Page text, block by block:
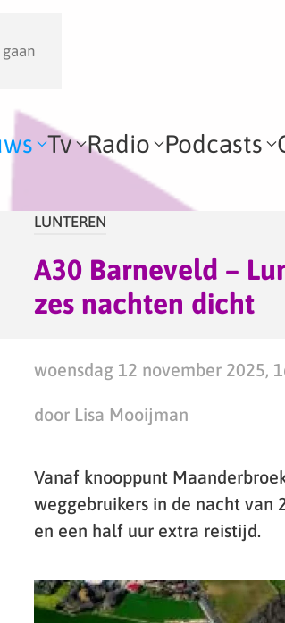
Tv Radio Podcasts
LUNTEREN
A30 Barneveld –
zes nachten dicht
woensdag 12 november 2025,
door Lisa Mooijman
Vanaf knooppunt
weggebruikers in de nacht van
en een half uur extra reistijd.